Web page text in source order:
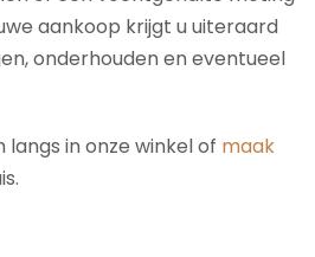
aankoop krijgt u uiteraard
onderhouden en eventueel
in onze winkel of maak